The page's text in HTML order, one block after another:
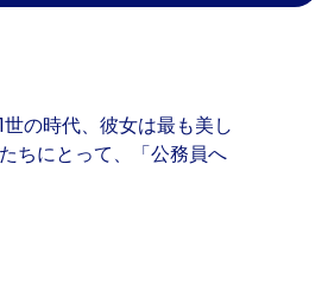
の時代、彼女は最も美し
ちにとって、「公務員へ